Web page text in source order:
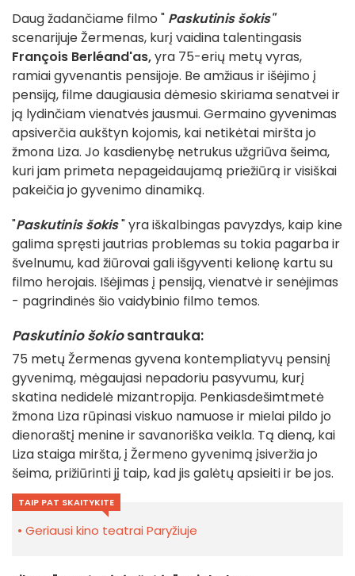
Daug žadančiame filmo " Paskutinis šokis"
scenarijuje Žermenas, kurį vaidina talentingasis
François Berléand'as,yra 75-erių metų vyras,
ramiai gyvenantis pensijoje. Be amžiaus ir išėjimo į
pensiją, filme daugiausia dėmesio skiriama senatvei ir
ją lydinčiam vienatvės jausmui. Germaino gyvenimas
apsiverčia aukštyn kojomis, kai netikėtai miršta jo
žmona Liza. Jo kasdienybę netrukus užgriūva šeima,
kuri jam primeta nepageidaujamą priežiūrą ir visiškai
pakeičia jo gyvenimo dinamiką.
"Paskutinis šokis" yra iškalbingas pavyzdys, kaip kine
galima spręsti jautrias problemas su tokia pagarba ir
švelnumu, kad žiūrovai gali išgyventi kelionę kartu su
filmo herojais. Išėjimas į pensiją, vienatvė ir senėjimas
- pagrindinės šio vaidybinio filmo temos.
Paskutinio šokiosantrauka:
75 metų Žermenas gyvena kontempliatyvų pensinį
gyvenimą, mėgaujasi nepadoriu pasyvumu, kurį
skatina nedidelė mizantropija. Penkiasdešimtmetė
žmona Liza rūpinasi viskuo namuose ir mielai pildo jo
dienoraštį menine ir savanoriška veikla. Tą dieną, kai
Liza staiga miršta, į Žermeno gyvenimą įsiveržia jo
šeima, prižiūrinti jį taip, kad jis galėtų apsieiti ir be jos.
TAIP PAT SKAITYKITE
Geriausi kino teatrai Paryžiuje